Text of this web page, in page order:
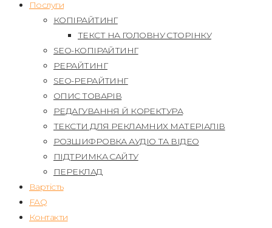
Послуги
КОПІРАЙТИНГ
ТЕКСТ НА ГОЛОВНУ СТОРІНКУ
SEO-КОПІРАЙТИНГ
РЕРАЙТИНГ
SEO-РЕРАЙТИНГ
ОПИС ТОВАРІВ
РЕДАГУВАННЯ Й КОРЕКТУРА
ТЕКСТИ ДЛЯ РЕКЛАМНИХ МАТЕРІАЛІВ
РОЗШИФРОВКА АУДІО ТА ВІДЕО
ПІДТРИМКА САЙТУ
ПЕРЕКЛАД
Вартість
FAQ
Контакти